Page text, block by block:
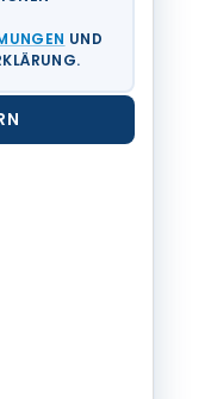
UND